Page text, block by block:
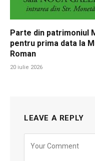
Parte din patrimoniul
pentru prima data la
Roman
20 iulie 2026
LEAVE A REPLY